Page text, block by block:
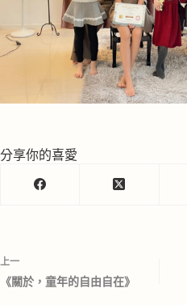
分享你的喜愛
上一
《關於，童年的自由自在》